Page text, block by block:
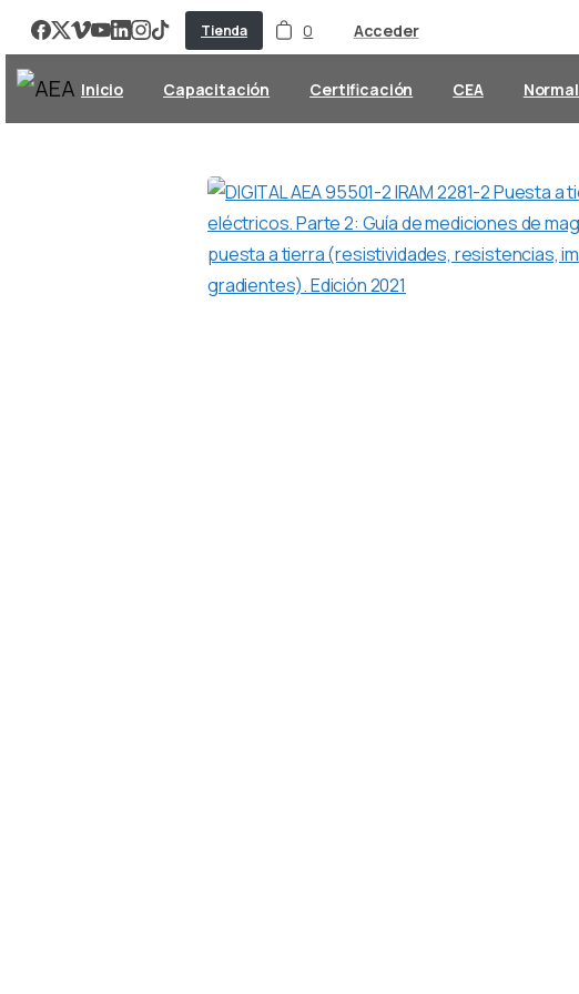
Tienda 0 Acceder
Inicio Capacitación Certificación CEA